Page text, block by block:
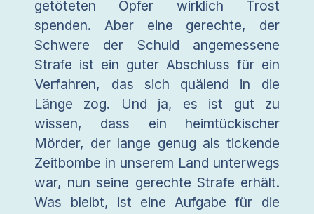
getöteten Opfer wirklich Trost
spenden. Aber eine gerechte, der
Schwere der Schuld angemessene
Strafe ist ein guter Abschluss für ein
Verfahren, das sich quälend in die
Länge zog. Und ja, es ist gut zu
wissen, dass ein heimtückischer
Mörder, der lange genug als tickende
Zeitbombe in unserem Land unterwegs
war, nun seine gerechte Strafe erhält.
Was bleibt, ist eine Aufgabe für die